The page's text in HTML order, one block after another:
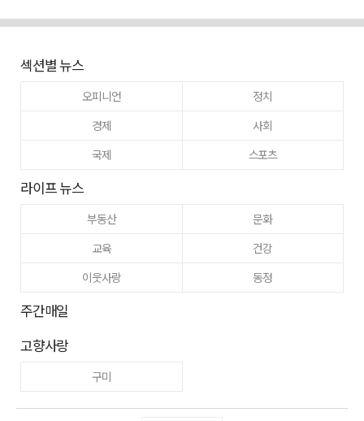
섹션별 뉴스
오피니언
정치
경제
사회
국제
스포츠
라이프 뉴스
부동산
문화
교육
건강
이웃사랑
동정
주간매일
고향사랑
구미